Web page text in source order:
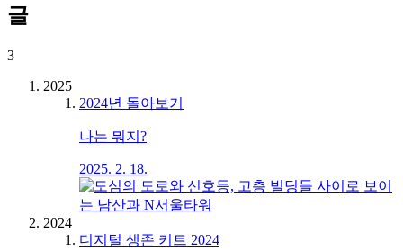
글
3
2025
2024년 돌아보기
나는 뭐지?
2025. 2. 18.
2024
디지털 생존 키트 2024